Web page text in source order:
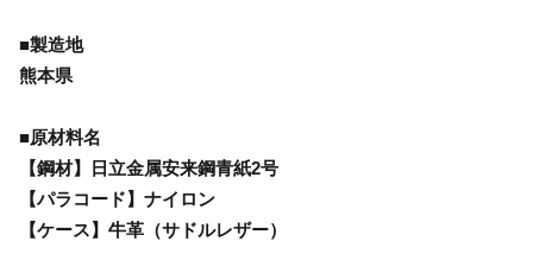
■製造地
熊本県
■原材料名
【鋼材】日立金属安来鋼青紙2号
【パラコード】ナイロン
【ケース】牛革（サドルレザー）